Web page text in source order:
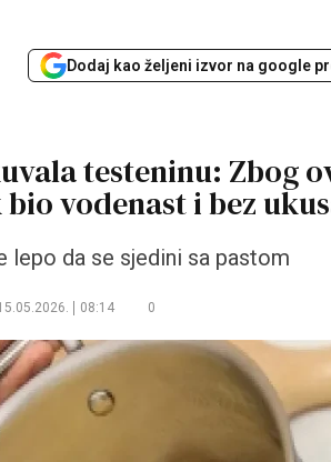
Dodaj kao željeni izvor na google
testeninu: Zbog
vodenast i bez
lepo da se sjedini sa pastom
08:14 0